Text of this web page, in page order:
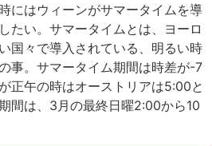
にはウィーンがサマータイムを導
たい。サマータイムとは、ヨーロ
国々で導入されている、明るい時
事。サマータイム期間は時差が-7
正午の時はオーストリアは5:00と
間は、3月の最終日曜2:00から10